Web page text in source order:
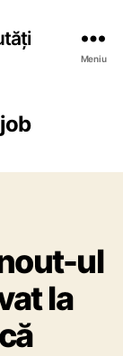
Meniu
ul
la